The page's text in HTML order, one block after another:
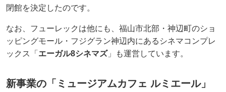
閉館を決定したのです。
なお、フューレックは他にも、福山市北部・神辺町のショ
ッピングモール・フジグラン神辺内にあるシネマコンプレ
ックス「 エーガル8シネマズ」も運営しています。
新事業の「ミュージアムカフェ ルミエール」